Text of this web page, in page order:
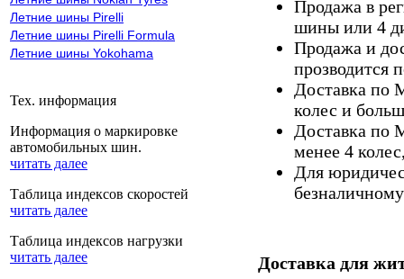
Летние шины Pirelli
Летние шины Pirelli Formula
Летние шины Yokohama
Тех. информация
Информация о маркировке
автомобильных шин.
читать далее
Таблица индексов скоростей
читать далее
Таблица индексов нагрузки
читать далее
Продажа в
шины или 4
Продажа и
прозводится
Доставка по
колес и
Доставка по
менее 4
Для
Доставка для